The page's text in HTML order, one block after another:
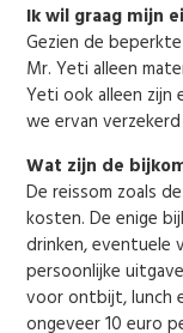
Ik wil graag mijn
Gezien de
Mr. Yeti alleen
Yeti ook alleen zijn
we ervan
Wat zijn de
De reissom zoals
kosten. De enige
drinken,
persoonlijke
voor ontbijt, lunch
ongeveer 10 euro